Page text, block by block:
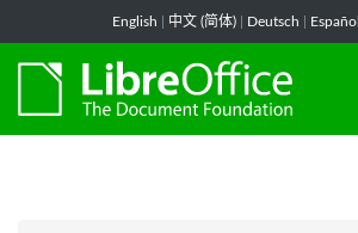
English 中文 (简体) Deutsch Español